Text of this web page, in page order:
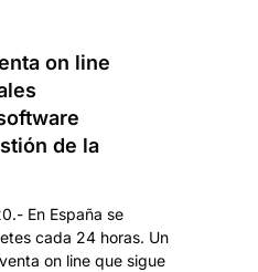
on line
de la
En España se
cada 24 horas. Un
on line que sigue